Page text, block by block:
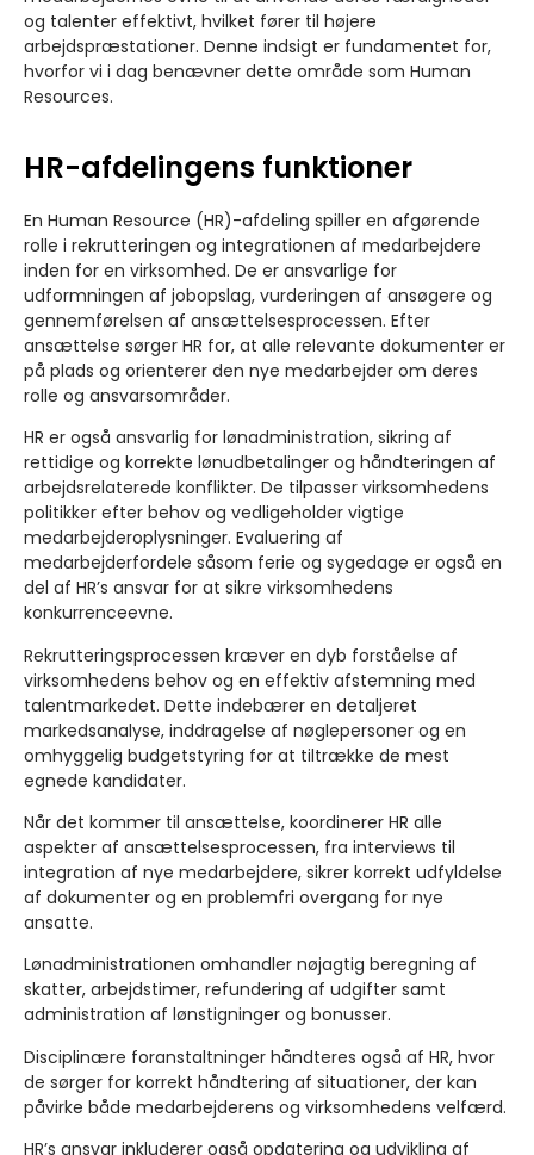
og talenter effektivt, hvilket fører til højere
arbejdspræstationer. Denne indsigt er fundamentet for,
hvorfor vi i dag benævner dette område som Human
Resources.
HR-afdelingens funktioner
En Human Resource (HR)-afdeling spiller en afgørende
rolle i rekrutteringen og integrationen af medarbejdere
inden for en virksomhed. De er ansvarlige for
udformningen af jobopslag, vurderingen af ansøgere og
gennemførelsen af ansættelsesprocessen. Efter
ansættelse sørger HR for, at alle relevante dokumenter er
på plads og orienterer den nye medarbejder om deres
rolle og ansvarsområder.
HR er også ansvarlig for lønadministration, sikring af
rettidige og korrekte lønudbetalinger og håndteringen af
arbejdsrelaterede konflikter. De tilpasser virksomhedens
politikker efter behov og vedligeholder vigtige
medarbejderoplysninger. Evaluering af
medarbejderfordele såsom ferie og sygedage er også en
del af HR’s ansvar for at sikre virksomhedens
konkurrenceevne.
Rekrutteringsprocessen kræver en dyb forståelse af
virksomhedens behov og en effektiv afstemning med
talentmarkedet. Dette indebærer en detaljeret
markedsanalyse, inddragelse af nøglepersoner og en
omhyggelig budgetstyring for at tiltrække de mest
egnede kandidater.
Når det kommer til ansættelse, koordinerer HR alle
aspekter af ansættelsesprocessen, fra interviews til
integration af nye medarbejdere, sikrer korrekt udfyldelse
af dokumenter og en problemfri overgang for nye
ansatte.
Lønadministrationen omhandler nøjagtig beregning af
skatter, arbejdstimer, refundering af udgifter samt
administration af lønstigninger og bonusser.
Disciplinære foranstaltninger håndteres også af HR, hvor
de sørger for korrekt håndtering af situationer, der kan
påvirke både medarbejderens og virksomhedens velfærd.
HR’s ansvar inkluderer også opdatering og udvikling af